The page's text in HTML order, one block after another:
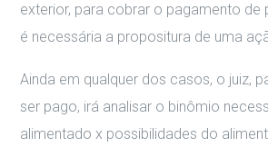
exterior, para cobrar o pagamento de
é necessária a propositura de uma
Ainda em qualquer dos casos, o juiz,
ser pago, irá analisar o binômio
alimentado x possibilidades do